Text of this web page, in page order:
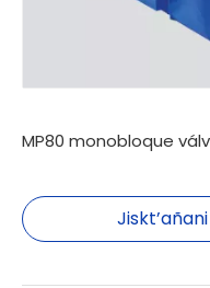
MP80 monobloque
Jiskt’añani